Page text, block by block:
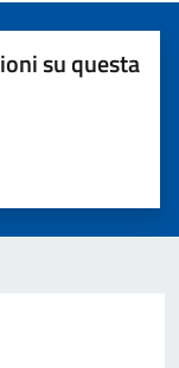
su questa